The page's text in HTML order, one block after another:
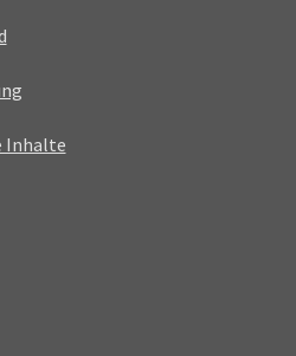
Inhalte